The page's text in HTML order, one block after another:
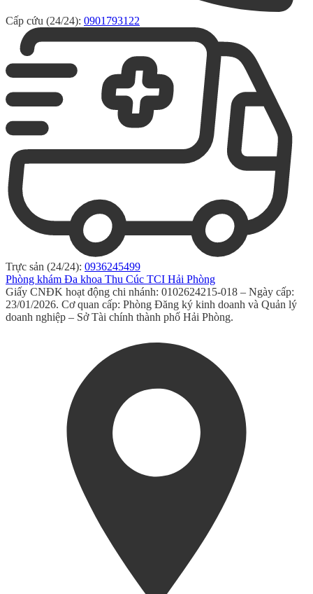
Cấp cứu (24/24): 0901793122
Trực sản (24/24): 0936245499
Phòng khám Đa khoa Thu Cúc TCI Hải Phòng
Giấy CNĐK hoạt động chi nhánh: 0102624215-018 – Ngày cấp:
23/01/2026. Cơ quan cấp: Phòng Đăng ký kinh doanh và Quản lý
doanh nghiệp – Sở Tài chính thành phố Hải Phòng.